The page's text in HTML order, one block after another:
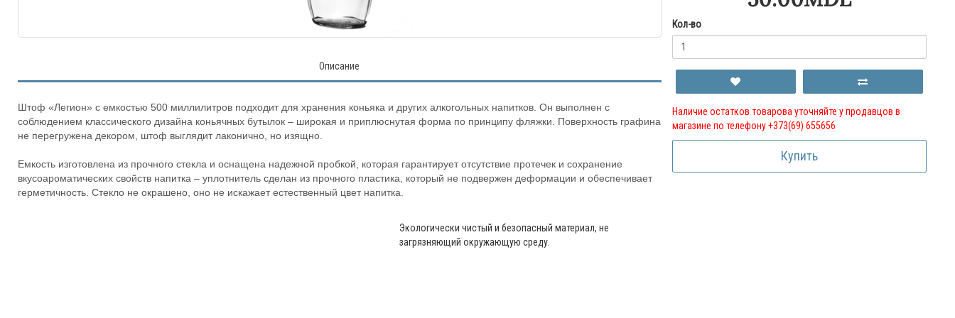
Описание
Штоф «Легион» с емкостью 500 миллилитров подходит для хранения коньяка и других алкогольных напитков. Он выполнен с
соблюдением классического дизайна коньячных бутылок – широкая и приплюснутая форма по принципу фляжки. Поверхность графина
не перегружена декором, штоф выглядит лаконично, но изящно.
Емкость изготовлена из прочного стекла и оснащена надежной пробкой, которая гарантирует отсутствие протечек и сохранение
вкусоароматических свойств напитка – уплотнитель сделан из прочного пластика, который не подвержен деформации и обеспечивает
герметичность. Стекло не окрашено, оно не искажает естественный цвет напитка.
Экологически чистый и безопасный материал, не
загрязняющий окружающую среду.
Кол-во
Наличие остатков товарова уточняйте у продавцов в
магазине по телефону +373(69) 655656
Купить